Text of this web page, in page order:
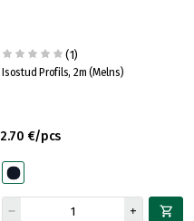
(1)
Isostud Profils, 2m (Melns)
2.70 €/pcs